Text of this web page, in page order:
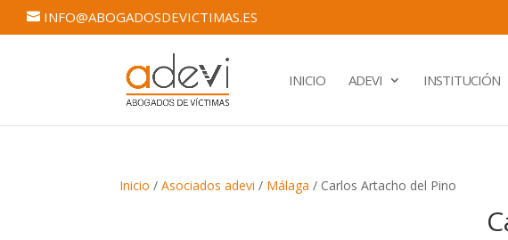
INFO@ABOGADOSDEVICTIMAS.ES
INICIO ADEVI INSTITUCIÓN
Inicio /Asociados adevi / Málaga / Carlos Artacho del Pino